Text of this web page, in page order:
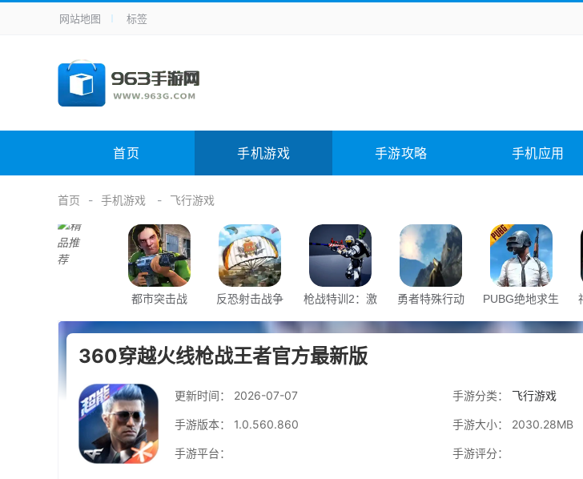
手机应用
手机游戏 体育竞技
电脑软件 其它类别 图形软件 安全相关 应用软件 影音软件
未分类 综合其它
网站地图 标签
首页 手机游戏 手游攻略 手机应用
首页 手机游戏 飞行游戏
都市突击战
反恐射击战争
枪战特训2：激
勇者特殊行动 PUBG绝地求生
360穿越火线枪战王者官方最新版
更新时间： 2026-07-07 手游分类： 飞行游戏
手游版本： 1.0.560.860 手游大小： 2030.28MB
手游平台： 手游评分：